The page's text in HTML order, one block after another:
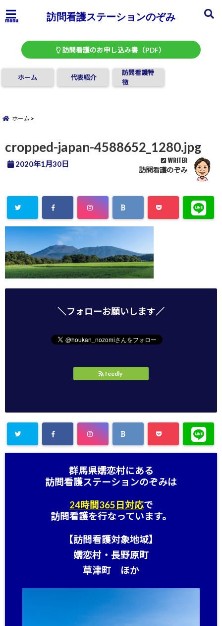
menu 訪問看護ステーションのぞみ
訪問看護のお申し込み書（PDF）
ホーム 代表紹介
訪問看護特
徴
ホーム
cropped-japan-4588652_1280.jpg
2020年1月30日 WRITER
訪問看護のぞみ
＼フォローお願いします／
feedly
群馬県嬬恋村にある
訪問看護ステーションのぞみは
24時間365日対応で
訪問看護を行なっています。
【訪問看護対象地域】
嬬恋村・長野原町
草津町 ほか